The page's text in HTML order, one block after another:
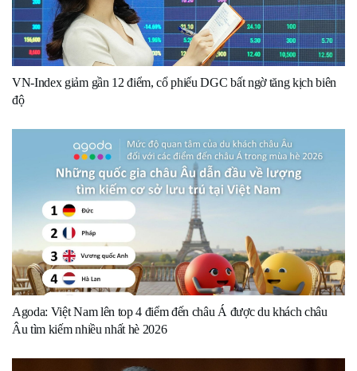
VN-Index giảm gần 12 điểm, cổ phiếu DGC bất ngờ tăng kịch biên
độ
Agoda: Việt Nam lên top 4 điểm đến châu Á được du khách châu
Âu tìm kiếm nhiều nhất hè 2026